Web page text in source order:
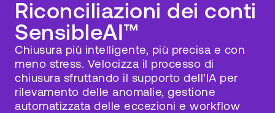
Riconciliazioni dei conti
SensibleAI™
Chiusura più intelligente, più precisa e con
meno stress. Velocizza il processo di
chiusura sfruttando il supporto dell'IA per
rilevamento delle anomalie, gestione
automatizzata delle eccezioni e workflow